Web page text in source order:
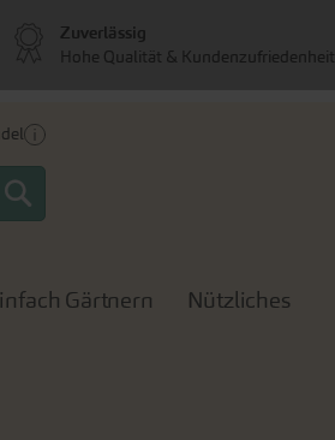
Search
Gärtnern Nützliches
Zuverlässig
Hohe Qualität & Kundenzufriedenheit